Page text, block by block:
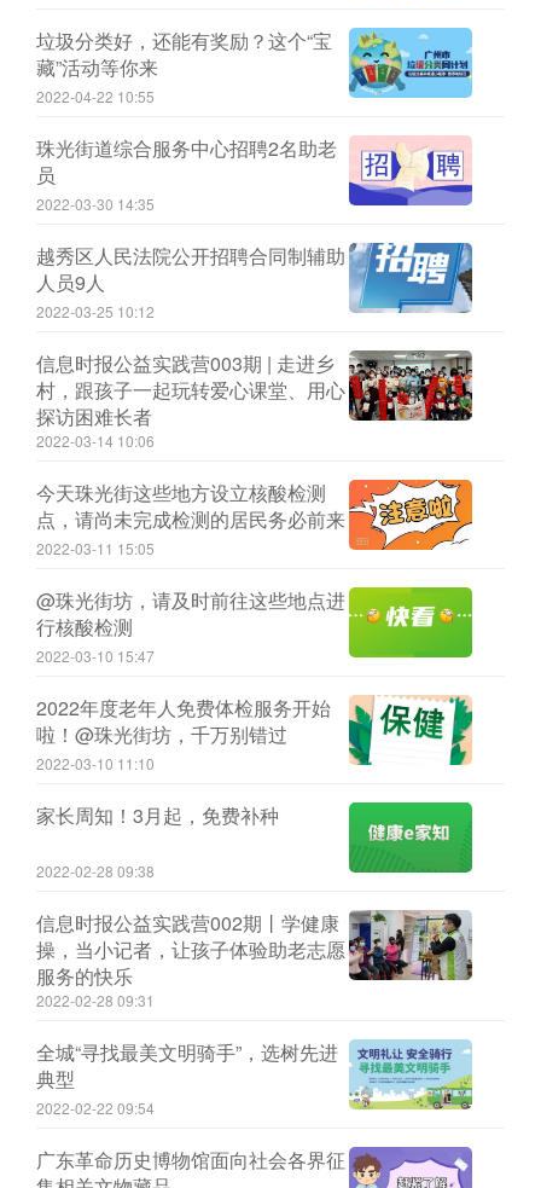
垃圾分类好，还能有奖励？这个“宝
藏”活动等你来
2022-04-22 10:55
珠光街道综合服务中心招聘2名助老
员
2022-03-30 14:35
越秀区人民法院公开招聘合同制辅助
人员9人
2022-03-25 10:12
信息时报公益实践营003期 | 走进乡
村，跟孩子一起玩转爱心课堂、用心
探访困难长者
2022-03-14 10:06
今天珠光街这些地方设立核酸检测
点，请尚未完成检测的居民务必前来
2022-03-11 15:05
@珠光街坊，请及时前往这些地点进
行核酸检测
2022-03-10 15:47
2022年度老年人免费体检服务开始
啦！@珠光街坊，千万别错过
2022-03-10 11:10
家长周知！3月起，免费补种
2022-02-28 09:38
信息时报公益实践营002期丨学健康
操，当小记者，让孩子体验助老志愿
服务的快乐
2022-02-28 09:31
全城“寻找最美文明骑手”，选树先进
典型
2022-02-22 09:54
广东革命历史博物馆面向社会各界征